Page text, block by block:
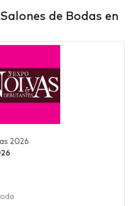
de Bodas en
2026